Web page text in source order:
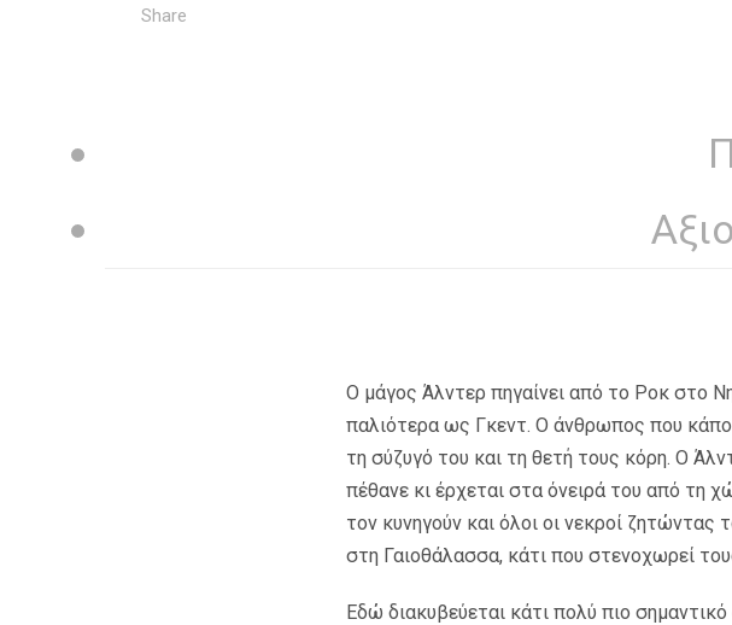
Share
Ο μάγος Άλντερ πηγαίνει από το Ροκ στο
παλιότερα ως Γκεντ. Ο άνθρωπος που
τη σύζυγό του και τη θετή τους κόρη. Ο
πέθανε κι έρχεται στα όνειρά του από
τον κυνηγούν και όλοι οι νεκροί
στη Γαιοθάλασσα, κάτι που στενοχωρεί
Εδώ διακυβεύεται κάτι πολύ πιο